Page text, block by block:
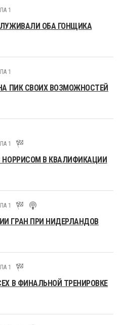
1
ОБА ГОНЩИКА
1
ПИК СВОИХ ВОЗМОЖНОСТЕЙ
1
НОРРИСОМ В КВАЛИФИКАЦИИ
1
ГРАН ПРИ НИДЕРЛАНДОВ
1
В ФИНАЛЬНОЙ ТРЕНИРОВКЕ